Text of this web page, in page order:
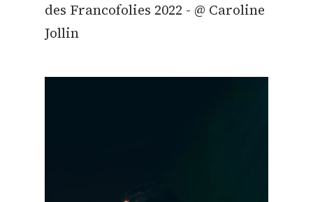
des Francofolies 2022 - @ Caroline
Jollin